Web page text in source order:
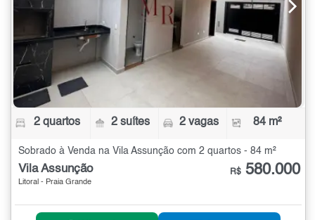
2 quartos 2 suítes 2 vagas 84 m²
Sobrado à Venda na Vila Assunção com 2 quartos - 84 m²
Vila Assunção
Litoral - Praia Grande
R$ 580.000